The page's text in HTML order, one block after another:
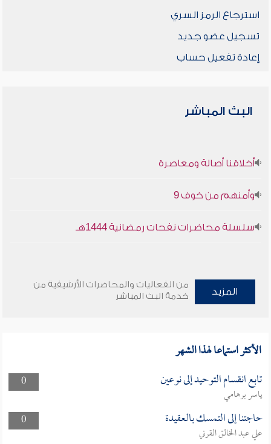
استرجاع الرمز السري
تسجيل عضو جديد
إعادة تفعيل حساب
البث المباشر
أخلاقنا أصالة ومعاصرة
وأمنهم من خوف 9
سلسلة محاضرات نفحات رمضانية 1444هـ
المزيد
من الفعاليات والمحاضرات الأرشيفية من
خدمة البث المباشر
الأكثر استماعا لهذا الشهر
0 تابع انقسام التوحيد إلى نوعين
ياسر برهامي
0
حاجتنا إلى التمسك بالعقيدة
علي عبد الخالق القرني